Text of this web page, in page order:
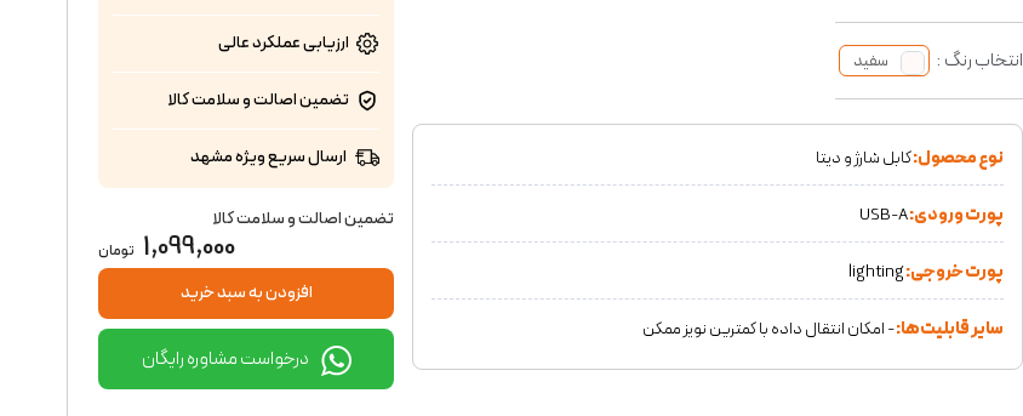
انتخاب رنگ : سفید
نوع محصول:کابل شارژ و دیتا
پورت ورودی:USB-A
پورت خروجی:lighting
سایر قابلیت‌ها:- امکان انتقال داده با کمترین نویز ممکن
ارزیابی عملکردعالی
تضمین اصالت و سلامت کالا
ارسال سریع ویژه مشهد
تضمین اصالت و سلامت کالا
1,099,000 تومان
افزودن به سبد خرید
درخواست مشاوره رایگان